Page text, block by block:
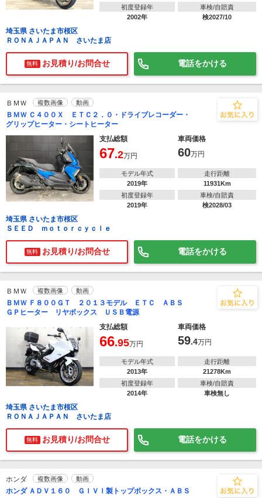
初度登録年
2002年
車検/自賠責
検2027/10
埼玉県 さいたま市桜区
ＲＯＮＡＪＡＰＡＮ さいたま店
無料 お見積り/お問合せ 電話をかける
ＢＭＷ 複数画像 動画
ＢＭＷ Ｃ４００Ｘ ＥＴＣ２．０・ドライブレコーダー・
グリップヒーター・シートヒーター
支払総額
車両価格
67.2万円 60万円
モデル年式
2019年
走行距離
11931Km
初度登録年
2019年
車検/自賠責
検2028/03
埼玉県 さいたま市桜区
ＳＥＥＤ ｍｏｔｏｒｃｙｃｌｅ
無料 お見積り/お問合せ 電話をかける
ＢＭＷ 複数画像 動画
ＢＭＷ Ｆ８００ＧＴ ２０１３モデル ＥＴＣ ＡＢＳ
ＧＰヒーター リヤボックス ＵＳＢ電源
支払総額
車両価格
66.95万円 59.4万円
モデル年式
2013年
走行距離
21278Km
初度登録年
2014年
車検/自賠責
車検無し
埼玉県 さいたま市桜区
ＲＯＮＡＪＡＰＡＮ さいたま店
無料 お見積り/お問合せ 電話をかける
ホンダ 複数画像 動画
ホンダ ＡＤＶ１６０ ＧＩＶＩ製トップボックス・ＡＢＳ